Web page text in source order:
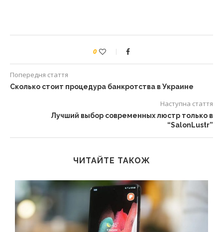
0
Попередня стаття
Сколько стоит процедура банкротства в Украине
Наступна стаття
Лучший выбор современных люстр только в
“SalonLustr”
ЧИТАЙТЕ ТАКОЖ